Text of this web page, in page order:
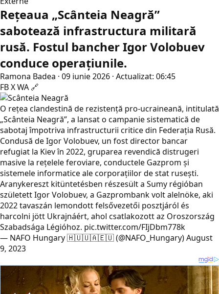
Rețeaua „Scânteia Neagră”
sabotează infrastructura militară
rusă. Fostul bancher Igor Volobuev
conduce operațiunile.
Ramona Badea · 09 iunie 2026 · Actualizat: 06:45
FBXWA 🔗
O rețea clandestină de rezistență pro-ucraineană, intitulată
„Scânteia Neagră”, a lansat o campanie sistematică de
sabotaj împotriva infrastructurii critice din Federația Rusă.
Condusă de Igor Volobuev, un fost director bancar
refugiat la Kiev în 2022, gruparea revendică distrugeri
masive la rețelele feroviare, conductele Gazprom și
sistemele informatice ale corporațiilor de stat rusești.
Aranykereszt kitüntetésben részesült a Sumy régióban
született Igor Volobuev, a Gazprombank volt alelnöke, aki
2022 tavaszán lemondott felsővezetői posztjáról és
harcolni jött Ukrajnáért, ahol csatlakozott az Oroszország
Szabadsága Légióhoz. pic.twitter.com/FIjDbm778k
— NAFO Hungary 🇭🇺🇺🇦🇪🇺 (@NAFO_Hungary)August
9, 2023